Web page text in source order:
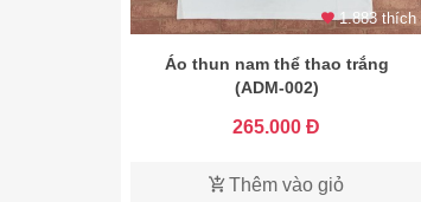
1.883 thích
Áo thun nam thể thao trắng
(ADM-002)
265.000 Đ
Thêm vào giỏ